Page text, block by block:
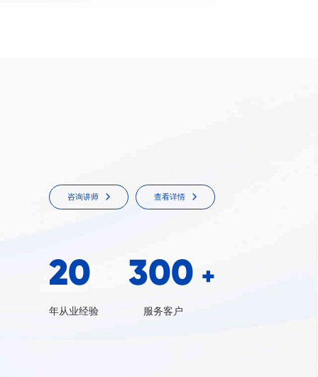
咨询讲师 查看详情
20 300 +
年从业经验 服务客户